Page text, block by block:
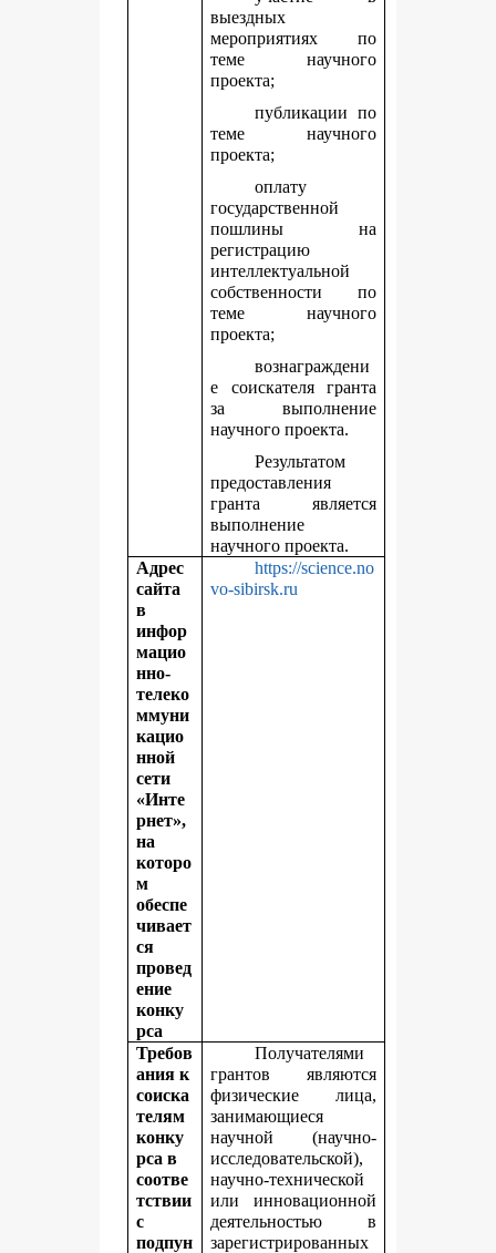
выездных
мероприятиях по
теме научного
проекта;
публикации по
теме научного
проекта;
оплату
государственной
пошлины на
регистрацию
интеллектуальной
собственности по
теме научного
проекта;
вознаграждени
е соискателя гранта
за выполнение
научного проекта.
Результатом
предоставления
гранта является
выполнение
научного проекта.
Адрес
сайта
в
инфор
мацио
нно-
телеко
ммуни
кацио
нной
сети
«Инте
рнет»,
на
которо
м
обеспе
чивает
ся
провед
ение
конку
рса
https://science.no
vo-sibirsk.ru
Требов
ания к
соиска
телям
конку
рса в
соотве
тствии
с
подпун
Получателями
грантов являются
физические лица,
занимающиеся
научной (научно-
исследовательской),
научно-технической
или инновационной
деятельностью в
зарегистрированных